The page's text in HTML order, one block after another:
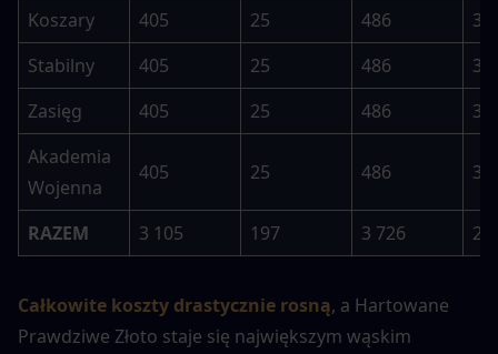
Koszary
405 25 486
37
Stabilny
405 25 486
37
Zasięg
405 25 486
37
Akademia
Wojenna
405 25 486 37
RAZEM 3 105 197 3 726
Całkowite koszty drastycznie rosną, a Hartowane
Prawdziwe Złoto staje się największym wąskim